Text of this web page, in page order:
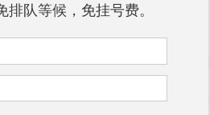
队等候，免挂号费。